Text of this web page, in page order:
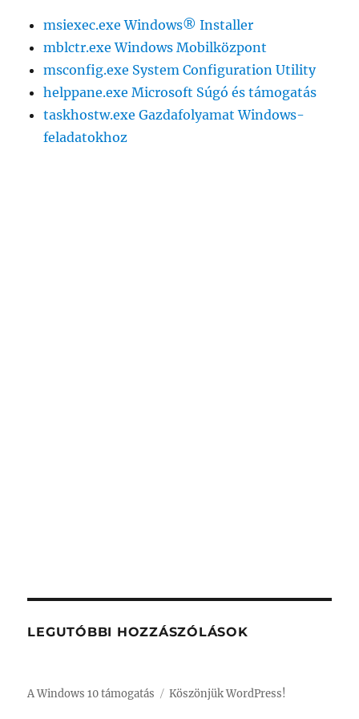
msiexec.exe Windows® Installer
mblctr.exe Windows Mobilközpont
msconfig.exe System Configuration Utility
helppane.exe Microsoft Súgó és támogatás
taskhostw.exe Gazdafolyamat Windows-
feladatokhoz
LEGUTÓBBI HOZZÁSZÓLÁSOK
A Windows 10 támogatás Köszönjük WordPress!